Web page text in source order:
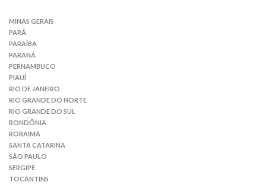
MINAS GERAIS
PARÁ
PARAÍBA
PARANÁ
PERNAMBUCO
PIAUÍ
RIO DE JANEIRO
RIO GRANDE DO NORTE
RIO GRANDE DO SUL
RONDÔNIA
RORAIMA
SANTA CATARINA
SÃO PAULO
SERGIPE
TOCANTINS